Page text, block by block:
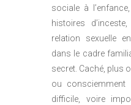
sociale à
histoires
relation sexuelle
dans le cadre
secret. Caché, plus
ou consciemment
difficile, voire